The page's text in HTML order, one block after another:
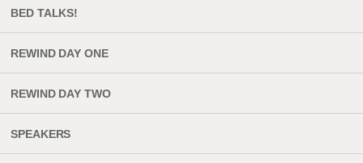
BED TALKS!
REWIND DAY ONE
REWIND DAY TWO
SPEAKERS